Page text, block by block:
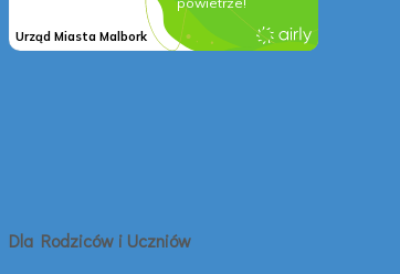
Dla Rodziców i Uczniów